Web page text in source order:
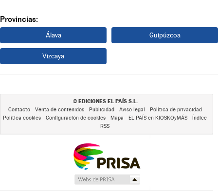
Provincias:
Álava Guipúzcoa
Vizcaya
© EDICIONES EL PAÍS S.L.
Contacto Venta de contenidos Publicidad Aviso legal
Política de privacidad
Política cookies
Configuración de cookies Mapa EL PAÍS en KIOSKOyMÁS
Índice
RSS